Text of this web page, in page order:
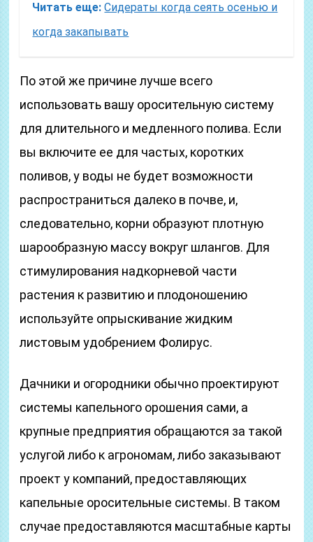
Читать еще: Сидераты когда сеять осенью и
когда закапывать
По этой же причине лучше всего
использовать вашу оросительную систему
для длительного и медленного полива. Если
вы включите ее для частых, коротких
поливов, у воды не будет возможности
распространиться далеко в почве, и,
следовательно, корни образуют плотную
шарообразную массу вокруг шлангов. Для
стимулирования надкорневой части
растения к развитию и плодоношению
используйте опрыскивание жидким
листовым удобрением Фолирус.
Дачники и огородники обычно проектируют
системы капельного орошения сами, а
крупные предприятия обращаются за такой
услугой либо к агрономам, либо заказывают
проект у компаний, предоставляющих
капельные оросительные системы. В таком
случае предоставляются масштабные карты